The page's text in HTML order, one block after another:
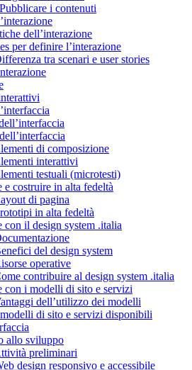
i contenuti
dell’interazione
per definire l’interazione
tra scenari e user stories
di composizione
interattivi
testuali (microtesti)
e costruire in alta fedeltà
di pagina
in alta fedeltà
con il design system .italia
del design system
operative
contribuire al design system .italia
con i modelli di sito e servizi
dell’utilizzo dei modelli
di sito e servizi disponibili
allo sviluppo
preliminari
design responsivo e accessibile